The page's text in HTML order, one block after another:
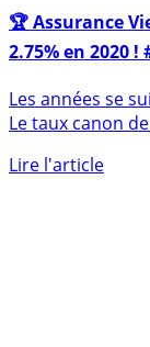
27 janvier 2021
🏆 Assurance
2.75% en 2020 !
Le taux canon